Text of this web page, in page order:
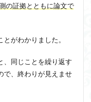
の証拠とともに論文で
とがわかりました。
、同じことを繰り返す
で、終わりが見えませ